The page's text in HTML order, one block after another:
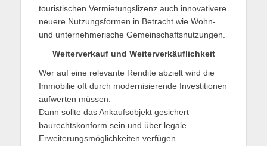
touristischen Vermietungslizenz auch innovativere
neuere Nutzungsformen in Betracht wie Wohn-
und unternehmerische Gemeinschaftsnutzungen.
Weiterverkauf und Weiterverkäuflichkeit
Wer auf eine relevante Rendite abzielt wird die
Immobilie oft durch modernisierende Investitionen
aufwerten müssen.
Dann sollte das Ankaufsobjekt gesichert
baurechtskonform sein und über legale
Erweiterungsmöglichkeiten verfügen.